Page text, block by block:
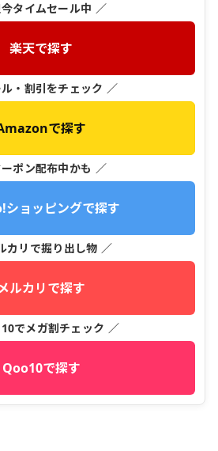
タイムセール中 ／
楽天で探す
・割引をチェック ／
で探す
ポン配布中かも ／
ョッピングで探す
カリで掘り出し物 ／
ルカリで探す
でメガ割チェック ／
Qoo10で探す